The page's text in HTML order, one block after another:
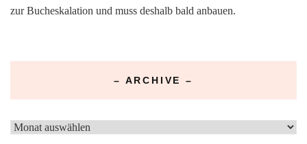
zur Bucheskalation und muss deshalb bald anbauen.
– ARCHIVE –
–